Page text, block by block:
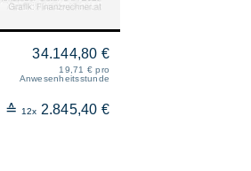
34.144,80 €
19,71 € pro
Anwesenheitsstunde
≙ 12x 2.845,40 €